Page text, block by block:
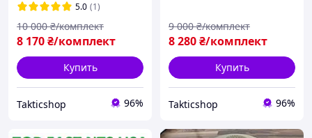
5.0 (1)
8 170₴/комплект
10 000 ₴/комплект
Купить
Takticshop 96%
8 280₴/комплект
9 000 ₴/комплект
Купить
Takticshop 96%